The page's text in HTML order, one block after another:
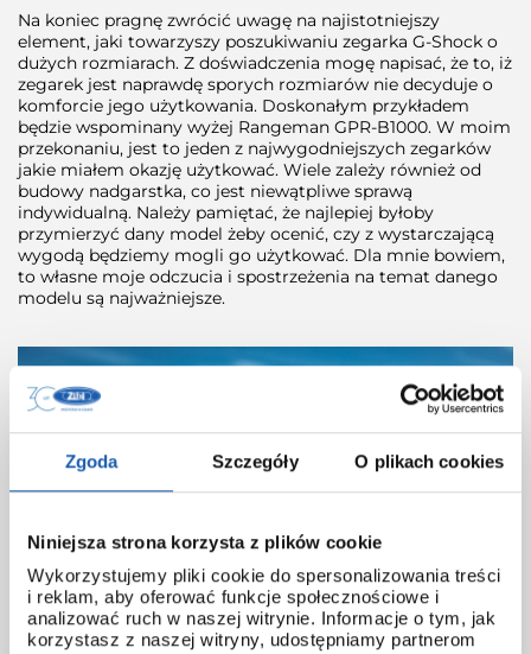
Zgoda Szczegóły O plikach cookies
Niniejsza strona korzysta z plików cookie
Wykorzystujemy pliki cookie do spersonalizowania treści
i reklam, aby oferować funkcje społecznościowe i
analizować ruch w naszej witrynie. Informacje o tym, jak
korzystasz z naszej witryny, udostępniamy partnerom
Na koniec pragnę zwrócić uwagę na najistotniejszy
element, jaki towarzyszy poszukiwaniu zegarka G-Shock o
dużych rozmiarach. Z doświadczenia mogę napisać, że to, iż
zegarek jest naprawdę sporych rozmiarów nie decyduje o
komforcie jego użytkowania. Doskonałym przykładem
będzie wspominany wyżej Rangeman GPR-B1000. W moim
przekonaniu, jest to jeden z najwygodniejszych zegarków
jakie miałem okazję użytkować. Wiele zależy również od
budowy nadgarstka, co jest niewątpliwe sprawą
indywidualną. Należy pamiętać, że najlepiej byłoby
przymierzyć dany model żeby ocenić, czy z wystarczającą
wygodą będziemy mogli go użytkować. Dla mnie bowiem,
to własne moje odczucia i spostrzeżenia na temat danego
modelu są najważniejsze.